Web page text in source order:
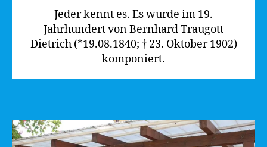
Jeder kennt es. Es wurde im 19.
Jahrhundert von Bernhard Traugott
Dietrich (*19.08.1840; † 23. Oktober 1902)
komponiert.